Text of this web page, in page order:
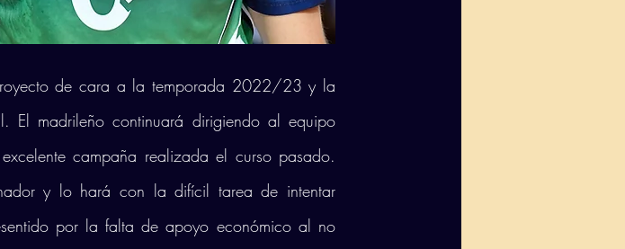
de cara a la temporada 2022/23 y la
El madrileño continuará dirigiendo al equipo
campaña realizada el curso pasado.
y lo hará con la difícil tarea de intentar
por la falta de apoyo económico al no